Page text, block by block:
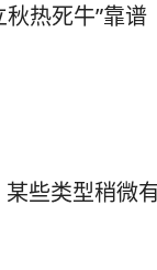
秋热死牛”靠谱
些类型稍微